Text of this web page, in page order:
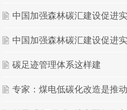
碳足迹管理体系这样建